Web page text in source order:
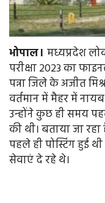
भोपाल। मध्यप्रदेश
परीक्षा 2023 का
पन्ना जिले के अजीत
वर्तमान में मैहर में
उन्होंने कुछ ही समय
की थी। बताया जा
पहले ही पोस्टिंग हुई
सेवाएं दे रहे थे।